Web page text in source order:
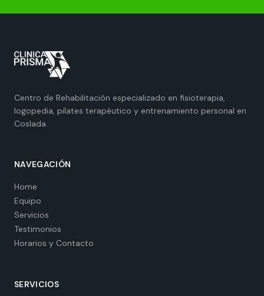
Centro de Rehabilitación especializado en fisioterapia,
logopedia, pilates terapéutico y entrenamiento personal en
Coslada.
NAVEGACIÓN
Home
Equipo
Servicios
Testimonios
Horarios y Contacto
SERVICIOS